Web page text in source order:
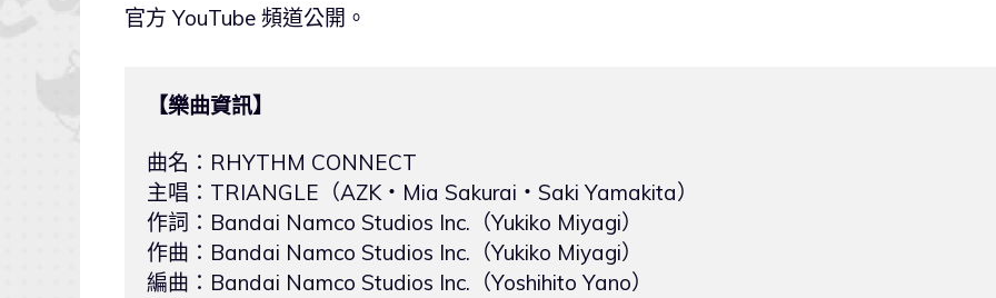
官方 YouTube 頻道公開。
【樂曲資訊】
曲名：RHYTHM CONNECT
主唱：TRIANGLE（AZK・Mia Sakurai・Saki Yamakita）
作詞：Bandai Namco Studios Inc.（Yukiko Miyagi）
作曲：Bandai Namco Studios Inc.（Yukiko Miyagi）
編曲：Bandai Namco Studios Inc.（Yoshihito Yano）